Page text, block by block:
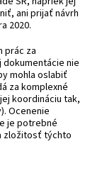
ani prijať návrh
2020.
prác za
nie
mohla oslabiť
za komplexné
koordináciu tak,
Ocenenie
je potrebné
zložitosť týchto